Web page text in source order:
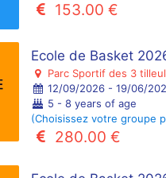
153.00 €
Ecole de Basket
Parc Sportif des 3
12/09/2026 - 19/06/
5 - 8 years of age
(Choisissez votre groupe
280.00 €